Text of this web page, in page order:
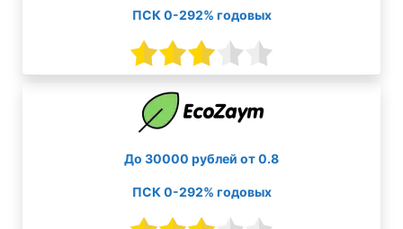
ПСК 0-292% годовых
До 30000 рублей от 0.8
ПСК 0-292% годовых